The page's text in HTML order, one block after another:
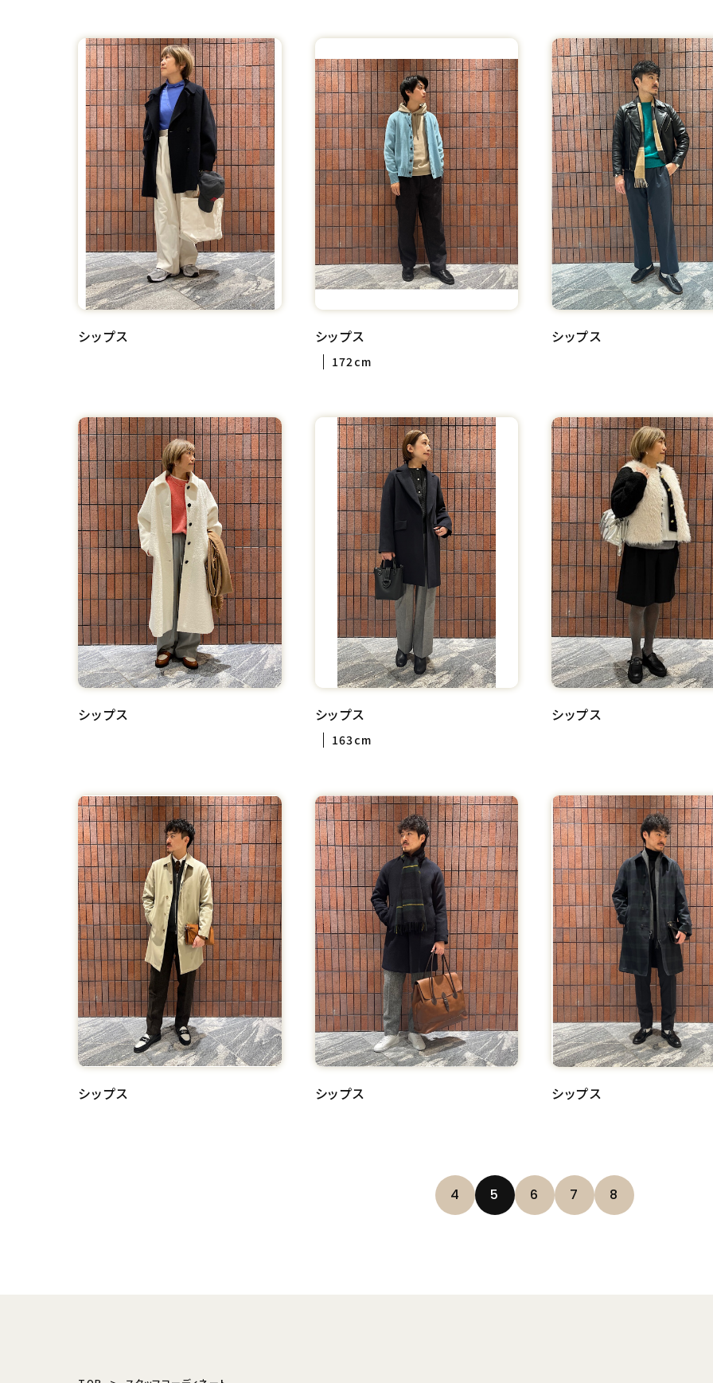
シップス シップス
172cm
シップス
シップス シップス
163cm
シップス
シップス シップス シップス
4 5 6 7 8